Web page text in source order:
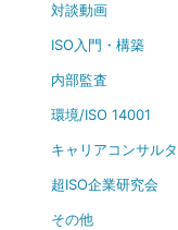
対談動画
ISO入門・構築
内部監査
環境/ISO 14001
キャリアコンサル
超ISO企業研究会
その他